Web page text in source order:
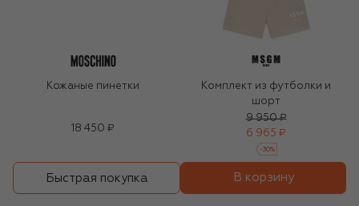
Кожаные пинетки
18 450 ₽
Комплект из футболки и
шорт
9 950 ₽
6 965 ₽
-30%
Быстрая покупка В корзину